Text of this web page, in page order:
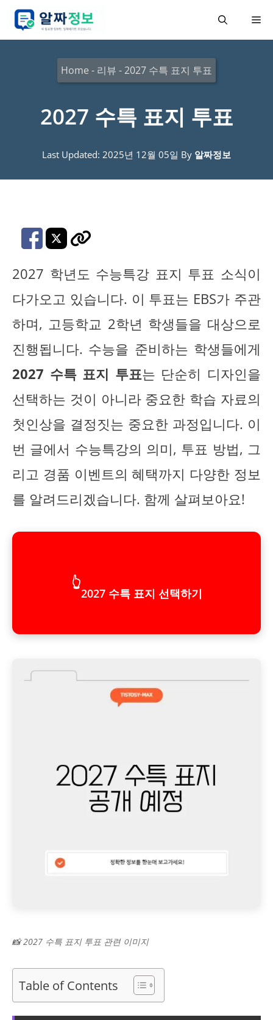
메
Home - 리뷰 -2027 수특 표지 투표
2027 수특 표지 투표
Last Updated: 2025년 12월 05일 By 알짜정보
2027 학년도 수능특강 표지 투표 소식이
다가오고 있습니다. 이 투표는 EBS가 주관
하며, 고등학교 2학년 학생들을 대상으로
진행됩니다. 수능을 준비하는 학생들에게
2027 수특 표지 투표는 단순히 디자인을
선택하는 것이 아니라 중요한 학습 자료의
첫인상을 결정짓는 중요한 과정입니다. 이
번 글에서 수능특강의 의미, 투표 방법, 그
리고 경품 이벤트의 혜택까지 다양한 정보
를 알려드리겠습니다. 함께 살펴보아요!
👆
2027 수특 표지 선택하기
📸 2027 수특 표지 투표 관련 이미지
Table of Contents